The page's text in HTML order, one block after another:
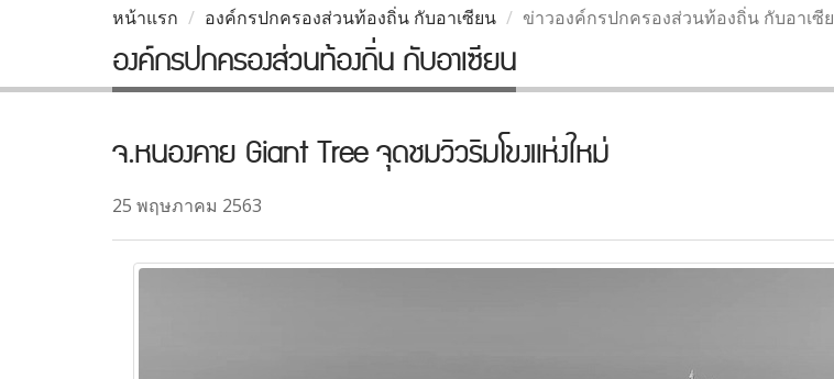
หน้าแรก องค์กรปกครองส่วนท้องถิ่น กับอาเซียน ข่าวองค์กรปกครองส่วนท้องถิ่น กับอาเซี
องค์กรปกครองส่วนท้องถิ่น กับอาเซียน
จ.หนองคาย Giant Tree จุดชมวิวริมโขงแห่งใหม่
25 พฤษภาคม 2563